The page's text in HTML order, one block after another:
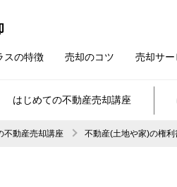
スの特徴 売却のコツ 売却サー
はじめての不動産売却講座
不動産売却講座 不動産(土地や家)の権